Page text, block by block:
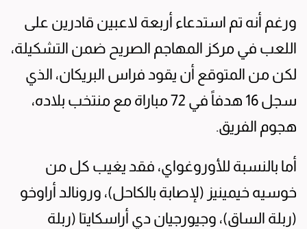
ورغم أنه تم استدعاء أربعة لاعبين قادرين على
اللعب في مركز المهاجم الصريح ضمن التشكيلة،
لكن من المتوقع أن يقود فراس البريكان، الذي
سجل 16 هدفاً في 72 مباراة مع منتخب بلاده،
هجوم الفريق.
أما بالنسبة للأوروغواي، فقد يغيب كل من
خوسيه خيمينيز (لإصابة بالكاحل)، ورونالد أراوخو
(ربلة الساق)، وجيورجيان دي أراسكايتا (ربلة